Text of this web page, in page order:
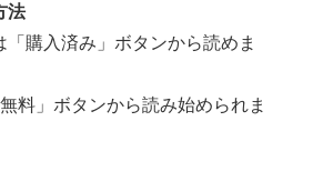
法
「購入済み」ボタンから読めま
料」ボタンから読み始められま